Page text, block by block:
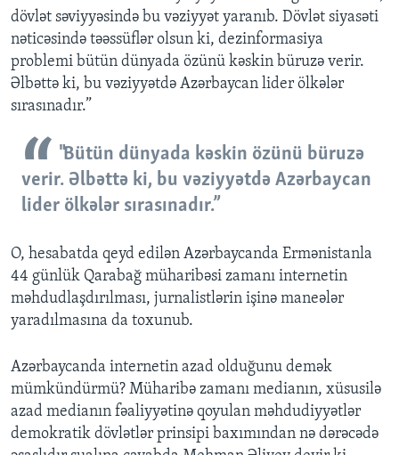
dövlət səviyyəsində bu vəziyyət yaranıb. Dövlət siyasəti
nəticəsində təəssüflər olsun ki, dezinformasiya
problemi bütün dünyada özünü kəskin büruzə verir.
Əlbəttə ki, bu vəziyyətdə Azərbaycan lider ölkələr
sırasınadır.”
"Bütün dünyada kəskin özünü büruzə
verir. Əlbəttə ki, bu vəziyyətdə Azərbaycan
lider ölkələr sırasınadır.”
O, hesabatda qeyd edilən Azərbaycanda Ermənistanla
44 günlük Qarabağ müharibəsi zamanı internetin
məhdudlaşdırılması, jurnalistlərin işinə maneələr
yaradılmasına da toxunub.
Azərbaycanda internetin azad olduğunu demək
mümkündürmü? Müharibə zamanı medianın, xüsusilə
azad medianın fəaliyyətinə qoyulan məhdudiyyətlər
demokratik dövlətlər prinsipi baxımından nə dərəcədə